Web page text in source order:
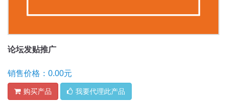
论坛发贴推广
销售价格：0.00元
购买产品 我要代理此产品